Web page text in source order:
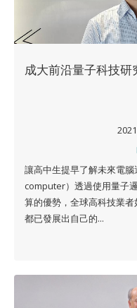
成大前沿量子科技
讓高中生提早了解未來電
computer）透過使用量子
算的優勢，全球高科技業
都已發展出自己的...